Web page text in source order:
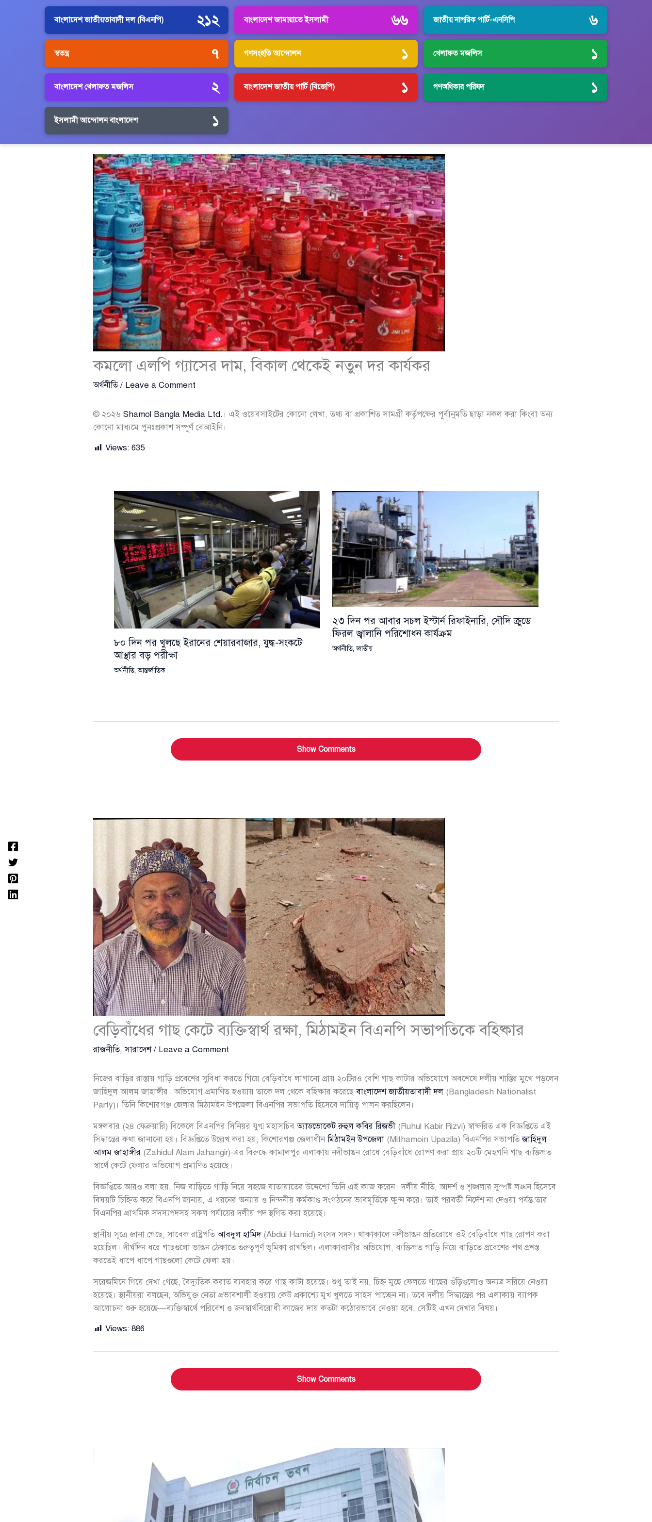
বাংলাদেশ জাতীয়তাবাদী দল (বিএনপি) ২১২ বাংলাদেশ জামায়াতে ইসলামী ৬৬ জাতীয় নাগরিক পার্টি-এনসিপি ৬
স্বতন্ত্র ৭ গণসংহতি আন্দোলন ১ খেলাফত মজলিস ১
বাংলাদেশ খেলাফত মজলিস ২ বাংলাদেশ জাতীয় পার্টি (বিজেপি) ১ গণঅধিকার পরিষদ ১
ইসলামী আন্দোলন বাংলাদেশ ১
কমলো এলপি গ্যাসের দাম, বিকাল থেকেই নতুন দর কার্যকর
অর্থনীতি/ Leave a Comment
© ২০২৬ Shamol Bangla Media Ltd. । এই ওয়েবসাইটের কোনো লেখা, তথ্য বা প্রকাশিত সামগ্রী কর্তৃপক্ষের পূর্বানুমতি ছাড়া নকল করা কিংবা অন্য
কোনো মাধ্যমে পুনঃপ্রকাশ সম্পূর্ণ বেআইনি।
Views: 635
৮০ দিন পর খুলছে ইরানের শেয়ারবাজার, যুদ্ধ-সংকটে
আস্থার বড় পরীক্ষা
অর্থনীতি,আন্তর্জাতিক
২৩ দিন পর আবার সচল ইস্টার্ন রিফাইনারি, সৌদি ক্রুডে
ফিরল জ্বালানি পরিশোধন কার্যক্রম
অর্থনীতি,জাতীয়
Show Comments
বেড়িবাঁধের গাছ কেটে ব্যক্তিস্বার্থ রক্ষা, মিঠামইন বিএনপি সভাপতিকে বহিষ্কার
রাজনীতি,সারাদেশ/ Leave a Comment
নিজের বাড়ির রাস্তায় গাড়ি প্রবেশের সুবিধা করতে গিয়ে বেড়িবাঁধে লাগানো প্রায় ২০টিরও বেশি গাছ কাটার অভিযোগে অবশেষে দলীয় শাস্তির মুখে পড়লেন
জাহিদুল আলম জাহাঙ্গীর। অভিযোগ প্রমাণিত হওয়ায় তাকে দল থেকে বহিষ্কার করেছেবাংলাদেশ জাতীয়তাবাদী দল (Bangladesh Nationalist
Party)। তিনি কিশোরগঞ্জ জেলার মিঠামইন উপজেলা বিএনপির সভাপতি হিসেবে দায়িত্ব পালন করছিলেন।
মঙ্গলবার (২৪ ফেব্রুয়ারি) বিকেলে বিএনপির সিনিয়র যুগ্ম মহাসচিবঅ্যাডভোকেট রুহুল কবির রিজভী(Ruhul Kabir Rizvi) স্বাক্ষরিত এক বিজ্ঞপ্তিতে এই
সিদ্ধান্তের কথা জানানো হয়। বিজ্ঞপ্তিতে উল্লেখ করা হয়, কিশোরগঞ্জ জেলাধীনমিঠামইন উপজেলা (Mithamoin Upazila) বিএনপির সভাপতিজাহিদুল
আলম জাহাঙ্গীর (Zahidul Alam Jahangir)-এর বিরুদ্ধে কামালপুর এলাকায় নদীভাঙন রোধে বেড়িবাঁধে রোপণ করা প্রায় ২০টি মেহগনি গাছ ব্যক্তিগত
স্বার্থে কেটে ফেলার অভিযোগ প্রমাণিত হয়েছে।
বিজ্ঞপ্তিতে আরও বলা হয়, নিজ বাড়িতে গাড়ি নিয়ে সহজে যাতায়াতের উদ্দেশ্যে তিনি এই কাজ করেন। দলীয় নীতি, আদর্শ ও শৃঙ্খলার সুস্পষ্ট লঙ্ঘন হিসেবে
বিষয়টি চিহ্নিত করে বিএনপি জানায়, এ ধরনের অন্যায় ও নিন্দনীয় কর্মকাণ্ড সংগঠনের ভাবমূর্তিকে ক্ষুণ্ন করে। তাই পরবর্তী নির্দেশ না দেওয়া পর্যন্ত তার
বিএনপির প্রাথমিক সদস্যপদসহ সকল পর্যায়ের দলীয় পদ স্থগিত করা হয়েছে।
স্থানীয় সূত্রে জানা গেছে, সাবেক রাষ্ট্রপতিআবদুল হামিদ(Abdul Hamid) সংসদ সদস্য থাকাকালে নদীভাঙন প্রতিরোধে ওই বেড়িবাঁধে গাছ রোপণ করা
হয়েছিল। দীর্ঘদিন ধরে গাছগুলো ভাঙন ঠেকাতে গুরুত্বপূর্ণ ভূমিকা রাখছিল। এলাকাবাসীর অভিযোগ, ব্যক্তিগত গাড়ি নিয়ে বাড়িতে প্রবেশের পথ প্রশস্ত
করতেই ধাপে ধাপে গাছগুলো কেটে ফেলা হয়।
সরেজমিনে গিয়ে দেখা গেছে, বৈদ্যুতিক করাত ব্যবহার করে গাছ কাটা হয়েছে। শুধু তাই নয়, চিহ্ন মুছে ফেলতে গাছের গুঁড়িগুলোও অন্যত্র সরিয়ে নেওয়া
হয়েছে। স্থানীয়রা বলছেন, অভিযুক্ত নেতা প্রভাবশালী হওয়ায় কেউ প্রকাশ্যে মুখ খুলতে সাহস পাচ্ছেন না। তবে দলীয় সিদ্ধান্তের পর এলাকায় ব্যাপক
আলোচনা শুরু হয়েছে—ব্যক্তিস্বার্থে পরিবেশ ও জনস্বার্থবিরোধী কাজের দায় কতটা কঠোরভাবে নেওয়া হবে, সেটিই এখন দেখার বিষয়।
Views: 886
Show Comments